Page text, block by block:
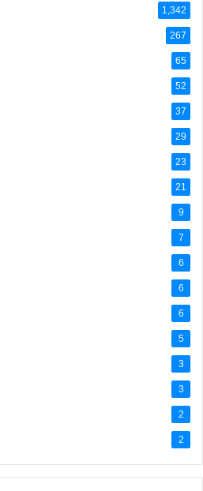
1,342
267
65
52
37
29
23
21
9
7
6
6
6
5
3
3
2
2